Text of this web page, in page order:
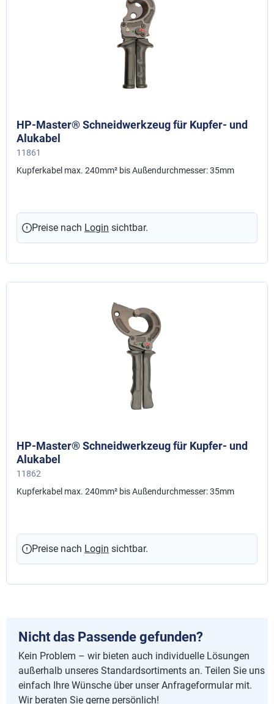
HP-Master® Schneidwerkzeug für Kupfer- und
Alukabel
11861
Kupferkabel max. 240mm² bis Außendurchmesser: 35mm
Preise nach Login sichtbar.
HP-Master® Schneidwerkzeug für Kupfer- und
Alukabel
11862
Kupferkabel max. 240mm² bis Außendurchmesser: 35mm
Preise nach Login sichtbar.
Nicht das Passende gefunden?
Kein Problem – wir bieten auch individuelle Lösungen
außerhalb unseres Standardsortiments an. Teilen Sie uns
einfach Ihre Wünsche über unser Anfrageformular mit.
Wir beraten Sie gerne persönlich!